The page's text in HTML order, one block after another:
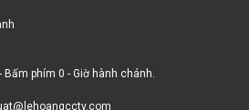
- Bấm phím 0 - Giờ hành chánh.